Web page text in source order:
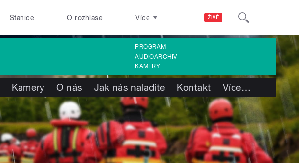
ŽIVĚ
Stanice O rozhlase Více
PROGRAM
AUDIOARCHIV
KAMERY
Kamery O nás Jak nás naladíte Kontakt Více…